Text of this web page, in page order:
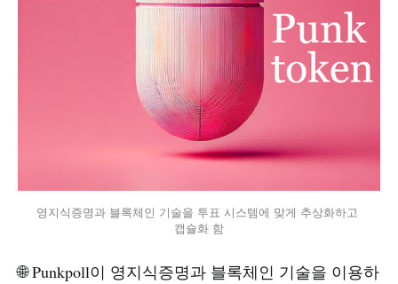
영지식증명과 블록체인 기술을 투표 시스템에 맞게 추상화하고
캡슐화 함
🌐 Punkpoll이 영지식증명과 블록체인 기술을 이용하